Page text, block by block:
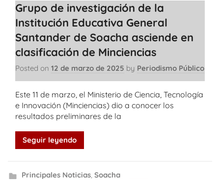
Grupo de investigación de la
Institución Educativa General
Santander de Soacha asciende en
clasificación de Minciencias
Posted on 12 de marzo de 2025 by Periodismo Público
Este 11 de marzo, el Ministerio de Ciencia, Tecnología
e Innovación (Minciencias) dio a conocer los
resultados preliminares de la
Seguir leyendo
Principales Noticias, Soacha